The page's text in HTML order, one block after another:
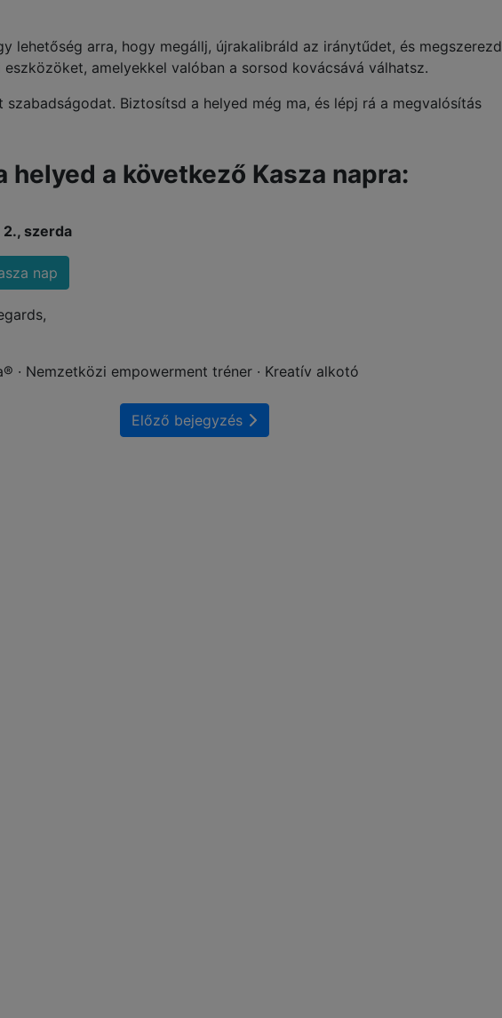
lehetőség arra, hogy megállj, újrakalibráld az iránytűdet, és megszerezd
amelyekkel valóban a sorsod kovácsává válhatsz.
szabadságodat. Biztosítsd a helyed még ma, és lépj rá a megvalósítás
helyed a következő Kasza napra:
szerda
nap
· Nemzetközi empowerment tréner · Kreatív alkotó
Előző bejegyzés